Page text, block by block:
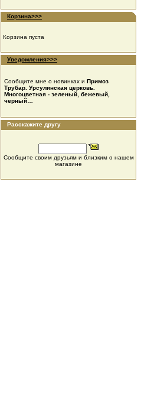
Корзина>>>
Корзина пуста
Уведомления>>>
Сообщите мне о новинках и Примоз
Трубар. Урсулинская церковь.
Многоцветная - зеленый, бежевый,
черный…
Расскажите другу
Сообщите своим друзьям и близким о нашем
магазине